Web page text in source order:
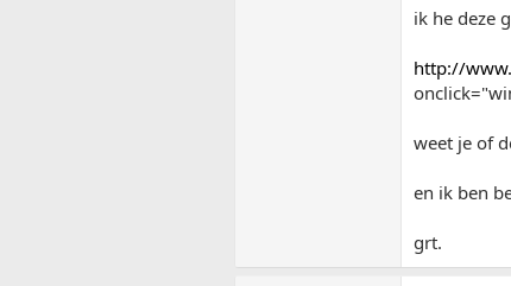
ik he deze
http://
weet je of
en ik ben
grt.